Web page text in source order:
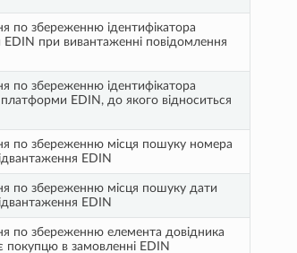
по збереженню ідентифікатора
при вивантаженні повідомлення
по збереженню ідентифікатора
EDIN, до якого відноситься
по збереженню місця пошуку номера
EDIN
по збереженню місця пошуку дати
EDIN
по збереженню елемента довідника
покупцю в замовленні EDIN